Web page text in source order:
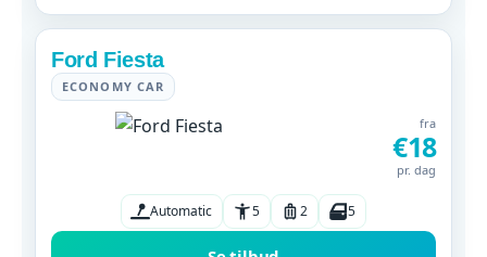
Ford Fiesta
ECONOMY CAR
fra
€18
pr. dag
Automatic 5 2 5